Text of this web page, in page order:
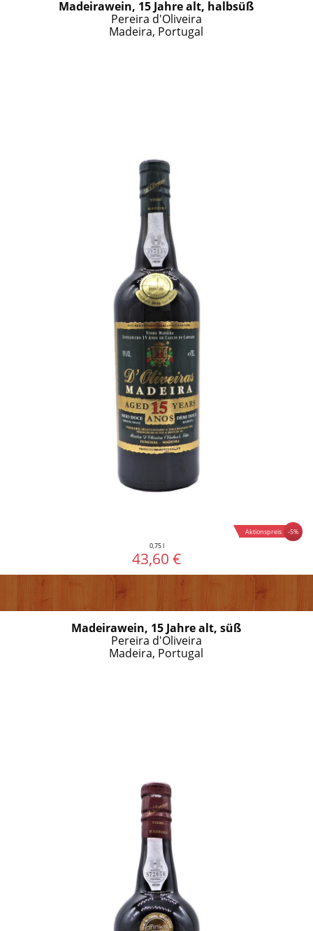
Madeirawein, 15 Jahre alt, halbsüß
Pereira d'Oliveira
Madeira, Portugal
-5%
Aktionspreis
0,75 l
43,60 €
Madeirawein, 15 Jahre alt, süß
Pereira d'Oliveira
Madeira, Portugal